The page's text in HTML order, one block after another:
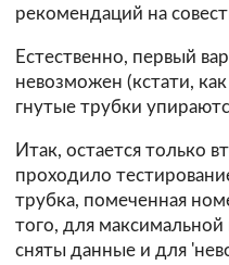
рекомендаций на
Естественно, первый
невозможен (кстати,
гнутые трубки
Итак, остается только
проходило
трубка, помеченная
того, для
сняты данные и для